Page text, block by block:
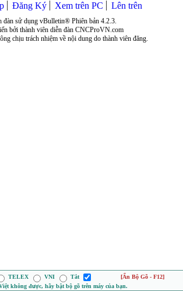
Đăng Ký Xem trên PC Lên trên
đàn sử dụng vBulletin® Phiên bản 4.2.3.
bởi thành viên diễn đàn CNCProVN.com
chịu trách nhiệm về nội dung do thành viên đăng.
TELEX VNI Tắt
[Ẩn Bộ Gõ - F12]
không được, hãy bật bộ gõ trên máy của bạn.